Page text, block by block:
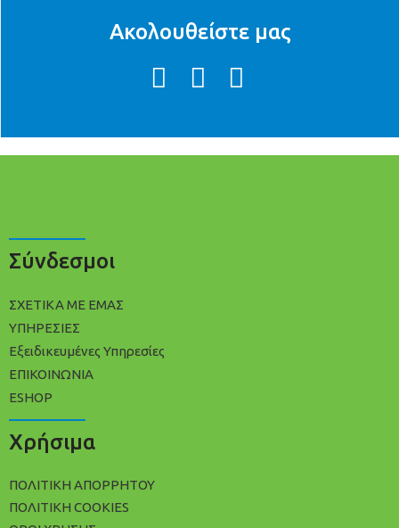
Ακολουθείστε μας
Σύνδεσμοι
ΣΧΕΤΙΚΑ ΜΕ ΕΜΑΣ
ΥΠΗΡΕΣΙΕΣ
Εξειδικευμένες Υπηρεσίες
ΕΠΙΚΟΙΝΩΝΙΑ
ESHOP
Χρήσιμα
ΠΟΛΙΤΙΚΉ ΑΠΟΡΡΉΤΟΥ
ΠΟΛΊΤΙΚΗ COOKIES